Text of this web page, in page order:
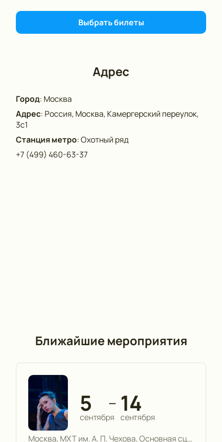
Выбрать билеты
Адрес
Город: Москва
Адрес: Россия, Москва, Камергерский переулок,
3с1
Станция метро:Охотный ряд
+7 (499) 460-63-37
Ближайшие мероприятия
5
сентября
— 14
сентября
Москва, МХТ им. А. П. Чехова, Основная сцена